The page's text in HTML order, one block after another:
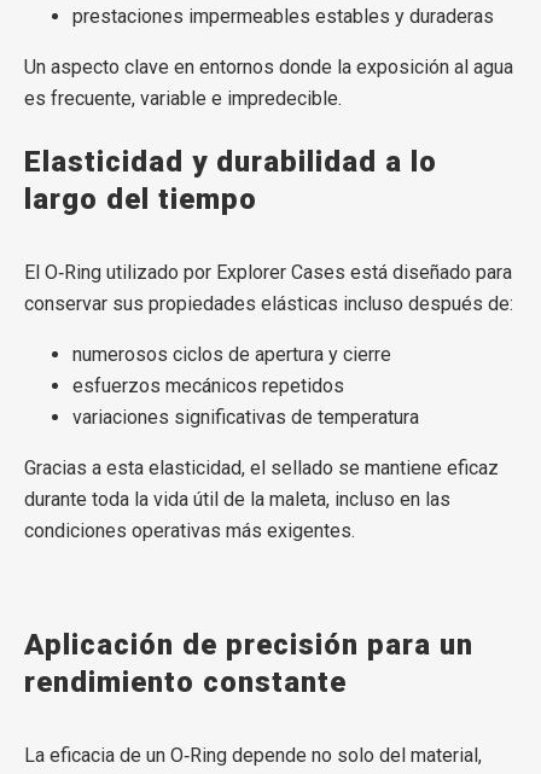
prestaciones impermeables estables y duraderas
Un aspecto clave en entornos donde la exposición al agua
es frecuente, variable e impredecible.
Elasticidad y durabilidad a lo
largo del tiempo
El O‑Ring utilizado por Explorer Cases está diseñado para
conservar sus propiedades elásticas incluso después de:
numerosos ciclos de apertura y cierre
esfuerzos mecánicos repetidos
variaciones significativas de temperatura
Gracias a esta elasticidad, el sellado se mantiene eficaz
durante toda la vida útil de la maleta, incluso en las
condiciones operativas más exigentes.
Aplicación de precisión para un
rendimiento constante
La eficacia de un O‑Ring depende no solo del material,